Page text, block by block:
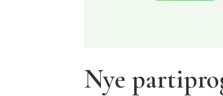
Nye